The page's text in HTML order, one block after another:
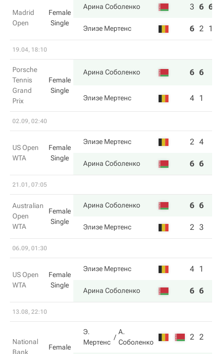
Madrid
Open
Female
Single
Арина Соболенко 3 6 6
Элизе Мертенс 6 2 1
19.04, 18:10
Porsche
Tennis
Grand
Prix
Female
Single
Арина Соболенко 6 6
Элизе Мертенс 4 1
02.09, 02:40
US Open
WTA
Female
Single
Элизе Мертенс 2 4
Арина Соболенко 6 6
21.01, 07:05
Australian
Open
WTA
Female
Single
Арина Соболенко 6 6
Элизе Мертенс 2 3
06.09, 01:30
US Open
WTA
Female
Single
Элизе Мертенс 4 1
Арина Соболенко 6 6
13.08, 22:10
National
Bank
Female
Э.
Мертенс
А.
Соболенко
2 2